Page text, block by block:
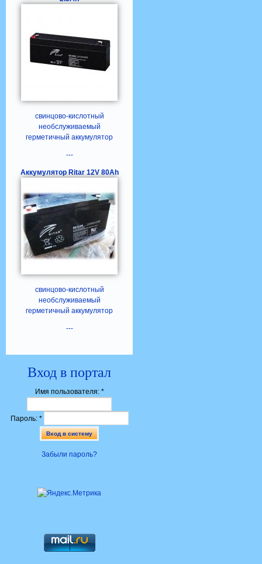
свинцово-кислотный
необслуживаемый
герметичный аккумулятор
---
Аккумулятор Ritar 12V 80Ah
свинцово-кислотный
необслуживаемый
герметичный аккумулятор
---
Вход в портал
Имя пользователя: *
Пароль: *
Забыли пароль?